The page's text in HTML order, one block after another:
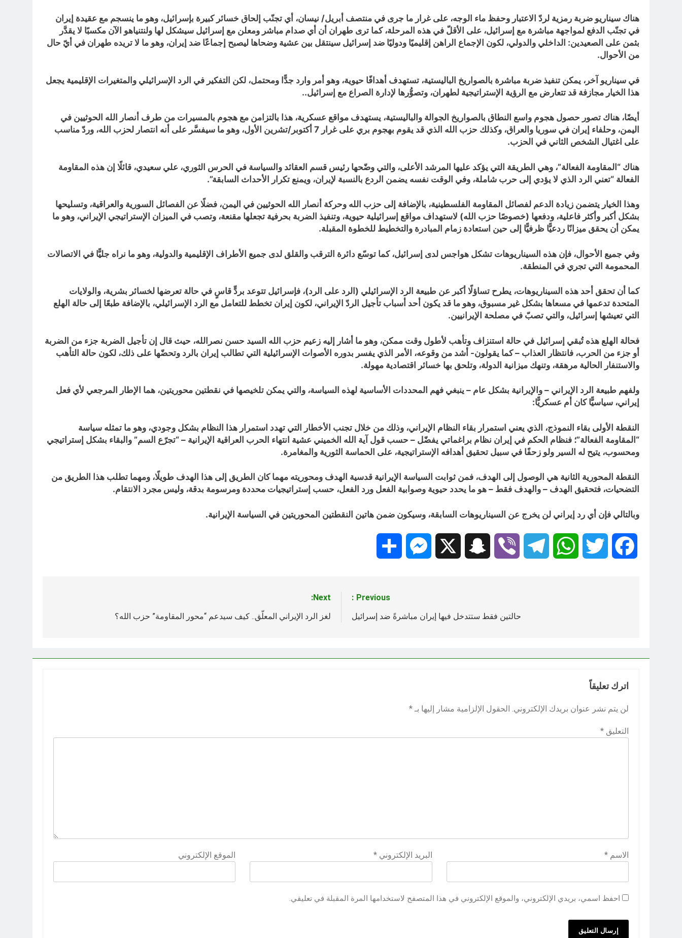
هناك سيناريو ضربة رمزية لردّ الاعتبار وحفظ ماء الوجه، على غرار ما جرى في منتصف أبريل/ نيسان، أي تجنّب إلحاق خسائر كبيرة بإسرائيل، وهو ما ينسجم مع عقيدة إيران
في تجنّب الدفع لمواجهة مباشرة مع إسرائيل، على الأقلّ في هذه المرحلة، كما ترى طهران أن أي صدام مباشر ومعلن مع إسرائيل سيشكل لها ولنتنياهو الآن مكسبًا لا يقدَّر
بثمن على الصعيدين: الداخلي والدولي، لكون الإجماع الراهن إقليميًا ودوليًا ضد إسرائيل سينتقل بين عشية وضحاها ليصبح إجماعًا ضد إيران، وهو ما لا تريده طهران في أيّ حال
من الأحوال.
في سيناريو آخر، يمكن تنفيذ ضربة مباشرة بالصواريخ الباليستية، تستهدف أهدافًا حيوية، وهو أمر وارد جدًّا ومحتمل، لكن التفكير في الرد الإسرائيلي والمتغيرات الإقليمية يجعل
هذا الخيار مجازفة قد تتعارض مع الرؤية الإستراتيجية لطهران، وتصوُّرها لإدارة الصراع مع إسرائيل..
أيضًا، هناك تصور حصول هجوم واسع النطاق بالصواريخ الجوالة والباليستية، يستهدف مواقع عسكرية، هذا بالتزامن مع هجوم بالمسيرات من طرف أنصار الله الحوثيين في
اليمن، وحلفاء إيران في سوريا والعراق، وكذلك حزب الله الذي قد يقوم بهجوم بري على غرار 7 أكتوبر/تشرين الأول، وهو ما سيفسَّر على أنه انتصار لحزب الله، وردّ مناسب
على اغتيال الشخص الثاني في الحزب.
هناك “المقاومة الفعالة”، وهي الطريقة التي يؤكد عليها المرشد الأعلى، والتي وضّحها رئيس قسم العقائد والسياسة في الحرس الثوري، علي سعيدي، قائلًا إن هذه المقاومة
الفعالة “تعني الرد الذي لا يؤدي إلى حرب شاملة، وفي الوقت نفسه يضمن الردع بالنسبة لإيران، ويمنع تكرار الأحداث السابقة”.
وهذا الخيار يتضمن زيادة الدعم لفصائل المقاومة الفلسطينية، بالإضافة إلى حزب الله وحركة أنصار الله الحوثيين في اليمن، فضلًا عن الفصائل السورية والعراقية، وتسليحها
بشكل أكبر وأكثر فاعلية، ودفعها (خصوصًا حزب الله) لاستهداف مواقع إسرائيلية حيوية، وتنفيذ الضربة بحرفية تجعلها مقنعة، وتصب في الميزان الإستراتيجي الإيراني، وهو ما
يمكن أن يحقق ميزانًا ردعيًّا ظرفيًّا إلى حين استعادة زمام المبادرة والتخطيط للخطوة المقبلة.
وفي جميع الأحوال، فإن هذه السيناريوهات تشكل هواجس لدى إسرائيل، كما توسّع دائرة الترقب والقلق لدى جميع الأطراف الإقليمية والدولية، وهو ما نراه جليًّا في الاتصالات
المحمومة التي تجري في المنطقة.
كما أن تحقق أحد هذه السيناريوهات، يطرح تساؤلًا أكبر عن طبيعة الرد الإسرائيلي (الرد على الرد)، فإسرائيل تتوعد بردٍّ قاسٍ في حالة تعرضها لخسائر بشرية، والولايات
المتحدة تدعمها في مسعاها بشكل غير مسبوق، وهو ما قد يكون أحد أسباب تأجيل الردّ الإيراني، لكون إيران تخطط للتعامل مع الرد الإسرائيلي، بالإضافة طبعًا إلى حالة الهلع
التي تعيشها إسرائيل، والتي تصبّ في مصلحة الإيرانيين.
فحالة الهلع هذه تُبقي إسرائيل في حالة استنزاف وتأهب لأطول وقت ممكن، وهو ما أشار إليه زعيم حزب الله السيد حسن نصرالله، حيث قال إن تأجيل الضربة جزء من الضربة
أو جزء من الحرب، فانتظار العذاب – كما يقولون- أشد من وقوعه، الأمر الذي يفسر بدوره الأصوات الإسرائيلية التي تطالب إيران بالرد وتحضّها على ذلك، لكون حالة التأهب
والاستنفار الحالية مرهقة، وتنهك ميزانية الدولة، وتلحق بها خسائر اقتصادية مهولة.
ولفهم طبيعة الرد الإيراني – والإيرانية بشكل عام – ينبغي فهم المحددات الأساسية لهذه السياسة، والتي يمكن تلخيصها في نقطتين محوريتين، هما الإطار المرجعي لأي فعل
إيراني، سياسيًّا كان أم عسكريًّا:
النقطة الأولى بقاء النموذج، الذي يعني استمرار بقاء النظام الإيراني، وذلك من خلال تجنب الأخطار التي تهدد استمرار هذا النظام بشكل وجودي، وهو ما تمثله سياسة
“المقاومة الفعالة”؛ فنظام الحكم في إيران نظام براغماتي يفضّل – حسب قول آية الله الخميني عشية انتهاء الحرب العراقية الإيرانية – “تجرّع السم” والبقاء بشكل إستراتيجي
ومحسوب، يتيح له السير ولو زحفًا في سبيل تحقيق أهدافه الإستراتيجية، على الحماسة الثورية والمغامرة.
النقطة المحورية الثانية هي الوصول إلى الهدف، فمن ثوابت السياسة الإيرانية قدسية الهدف ومحوريته مهما كان الطريق إلى هذا الهدف طويلًا، ومهما تطلب هذا الطريق من
التضحيات، فتحقيق الهدف – والهدف فقط – هو ما يحدد حيوية وصوابية الفعل ورد الفعل، حسب إستراتيجيات محددة ومرسومة بدقة، وليس مجرد الانتقام.
وبالتالي فإن أي رد إيراني لن يخرج عن السيناريوهات السابقة، وسيكون ضمن هاتين النقطتين المحوريتين في السياسة الإيرانية.
Facebook
Twitter
WhatsApp
Telegram
Viber
Snapchat
Messenger
Previous:
حالتين فقط ستتدخل فيها إيران مباشرةً ضد إسرائيل
Next:
لغز الرد الإيراني المعلّق.. كيف سيدعم “محور المقاومة” حزب الله؟
اترك تعليقاً
لن يتم نشر عنوان بريدك الإلكتروني. الحقول الإلزامية مشار إليها بـ *
التعليق *
الاسم * البريد الإلكتروني* الموقع الإلكتروني
احفظ اسمي، بريدي الإلكتروني، والموقع الإلكتروني في هذا المتصفح لاستخدامها المرة المقبلة في تعليقي.